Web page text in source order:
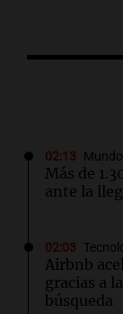
02:13 Mundo
Más de
ante la
02:03
Airbnb
gracias a
búsqueda